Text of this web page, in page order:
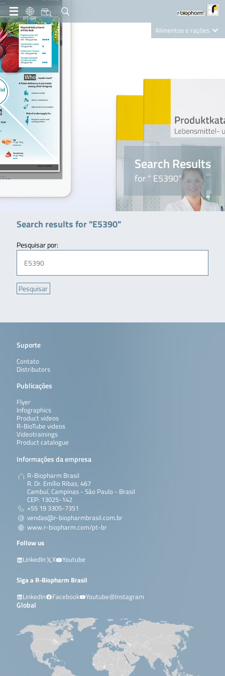
PT-BR
Alimentos e rações
Nutrition Care
Search Results
for " E5390"
Search results for "E5390"
Pesquisar por:
Suporte
Contato
Distributors
Publicações
Flyer
Infographics
Product videos
R-BioTube videos
Videotrainings
Product catalogue
Informações da empresa
R-Biopharm Brasil
R. Dr. Emílio Ribas, 467
Cambuí, Campinas - São Paulo - Brasil
CEP: 13025-142
+55 19 3305-7351
vendas@r-biopharmbrasil.com.br
www.r-biopharm.com/pt-br
Follow us
LinkedIn
X Youtube
Siga a R-Biopharm Brasil
LinkedIn
Facebook Youtube Instagram
Global